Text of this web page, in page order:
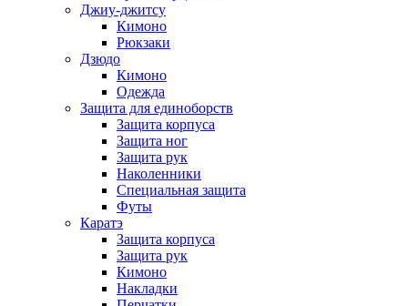
Джиу-джитсу
Кимоно
Рюкзаки
Дзюдо
Кимоно
Одежда
Защита для единоборств
Защита корпуса
Защита ног
Защита рук
Наколенники
Специальная защита
Футы
Каратэ
Защита корпуса
Защита рук
Кимоно
Накладки